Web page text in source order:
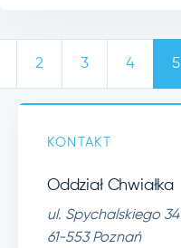
2 3 4 5
KONTAKT
Oddział Chwiałka
ul. Spychalskiego 34
61-553 Poznań